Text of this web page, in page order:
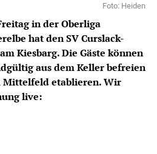
Foto: Heiden
in der Oberliga
hat den SV Curslack-
Kiesbarg. Die Gäste können
aus dem Keller befreien
Mittelfeld etablieren. Wir
live: